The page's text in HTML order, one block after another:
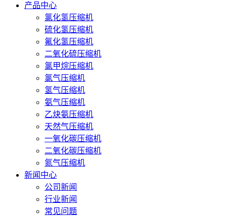
产品中心
氯化氢压缩机
硫化氢压缩机
氟化氢压缩机
二氧化硫压缩机
氯甲烷压缩机
氯气压缩机
氢气压缩机
氨气压缩机
乙炔氨压缩机
天然气压缩机
一氧化碳压缩机
二氧化碳压缩机
氮气压缩机
新闻中心
公司新闻
行业新闻
常见问题